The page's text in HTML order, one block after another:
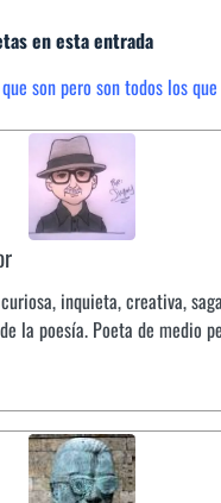
en esta entrada
son pero son todos los
inquieta, creativa,
la poesía. Poeta de medio